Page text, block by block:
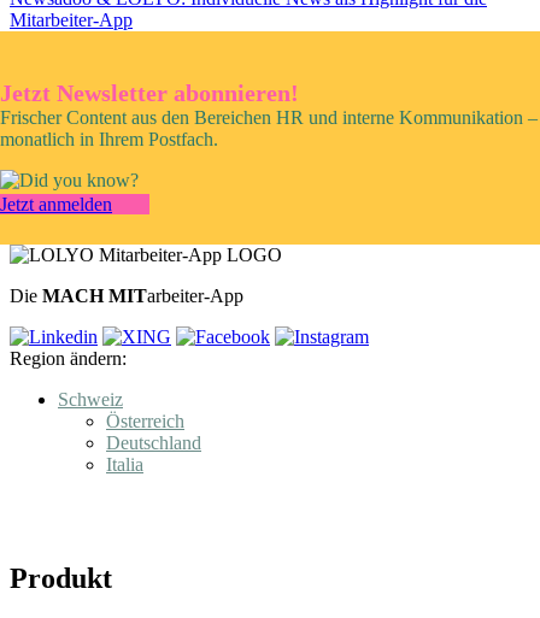
Mitarbeiter-App
Jetzt Newsletter abonnieren!
Frischer Content aus den Bereichen HR und interne Kommunikation –
monatlich in Ihrem Postfach.
Jetzt anmelden
Die MACH MITarbeiter-App
Region ändern:
Schweiz
Österreich
Deutschland
Italia
Produkt